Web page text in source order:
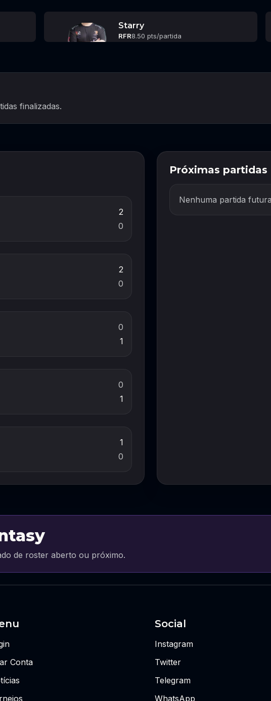
Starry
RFR8.50 pts/partida
finalizadas.
2
0
2
0
0
1
0
1
1
0
Próximas partidas
Nenhuma partida
de roster aberto ou próximo.
Conta
Social
Instagram
Twitter
Telegram
WhatsApp